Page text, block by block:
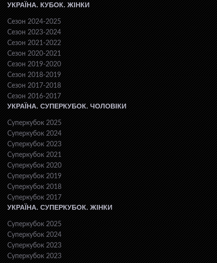
УКРАЇНА. КУБОК. ЖІНКИ
Сезон 2024-2025
Сезон 2023-2024
Сезон 2021-2022
Сезон 2020-2021
Сезон 2019-2020
Сезон 2018-2019
Сезон 2017-2018
Сезон 2016-2017
УКРАЇНА. СУПЕРКУБОК. ЧОЛОВІКИ
Суперкубок 2025
Суперкубок 2024
Суперкубок 2023
Суперкубок 2021
Суперкубок 2020
Суперкубок 2019
Суперкубок 2018
Суперкубок 2017
УКРАЇНА. СУПЕРКУБОК. ЖІНКИ
Суперкубок 2025
Суперкубок 2024
Суперкубок 2023
Суперкубок 2023